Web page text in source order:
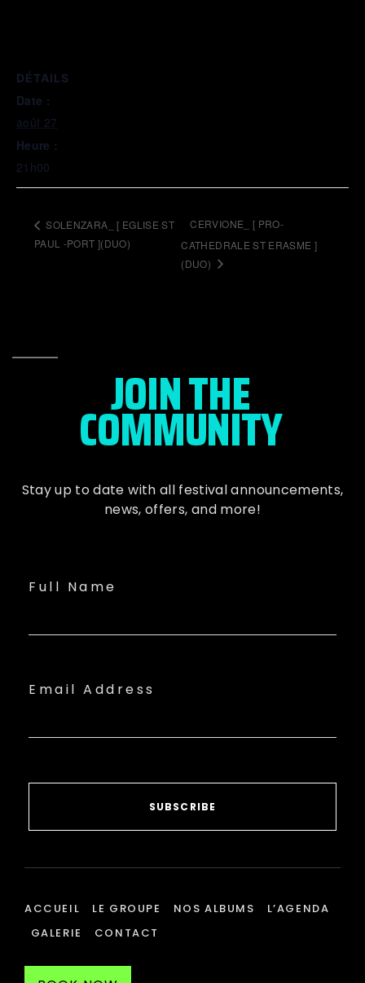
DÉTAILS
Date :
août 27
Heure :
21h00
SOLENZARA_ [ EGLISE ST
PAUL -PORT ](DUO)
CERVIONE_ [ PRO-
CATHEDRALE ST ERASME ]
(DUO)
JOIN THE
COMMUNITY
Stay up to date with all festivalannouncements,
news, offers, and more!
Full Name
Email Address
SUBSCRIBE
ACCUEIL LE GROUPE NOS ALBUMS
L’AGENDA
GALERIE
CONTACT